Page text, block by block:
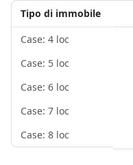
Tipo di immobile
Case: 4 loc
Case: 5 loc
Case: 6 loc
Case: 7 loc
Case: 8 loc